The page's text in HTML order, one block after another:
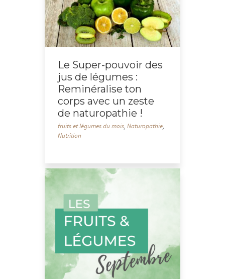
Le Super-pouvoir des
jus de légumes :
Reminéralise ton
corps avec un zeste
de naturopathie !
fruits et légumes du mois,Naturopathie,
Nutrition